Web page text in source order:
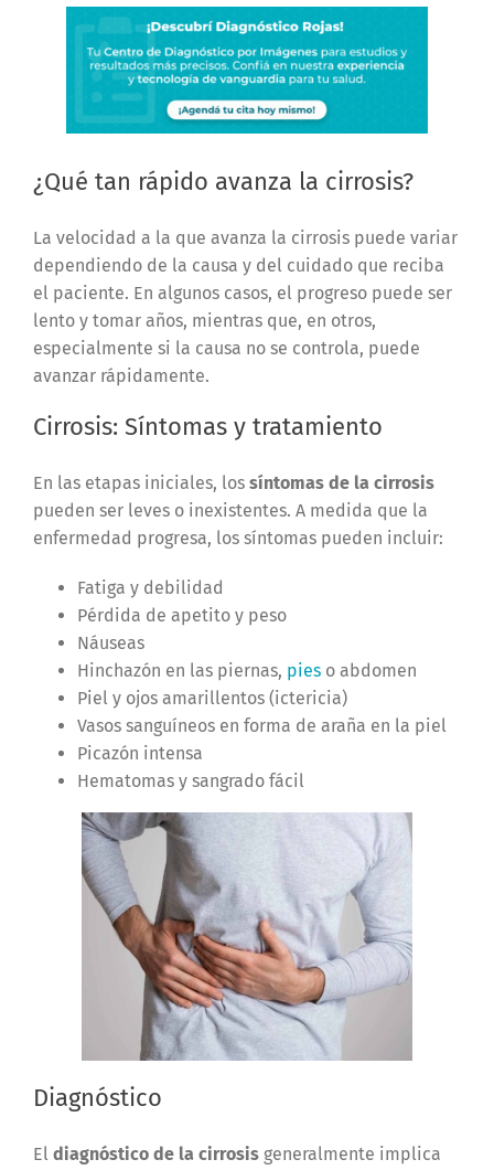
¿Qué tan rápido avanza la cirrosis?
La velocidad a la que avanza la cirrosis puede variar
dependiendo de la causa y del cuidado que reciba
el paciente. En algunos casos, el progreso puede ser
lento y tomar años, mientras que, en otros,
especialmente si la causa no se controla, puede
avanzar rápidamente.
Cirrosis: Síntomas y tratamiento
En las etapas iniciales, los síntomas de la cirrosis
pueden ser leves o inexistentes. A medida que la
enfermedad progresa, los síntomas pueden incluir:
Fatiga y debilidad
Pérdida de apetito y peso
Náuseas
Hinchazón en las piernas, pieso abdomen
Piel y ojos amarillentos (ictericia)
Vasos sanguíneos en forma de araña en la piel
Picazón intensa
Hematomas y sangrado fácil
Diagnóstico
El diagnóstico de la cirrosisgeneralmente implica